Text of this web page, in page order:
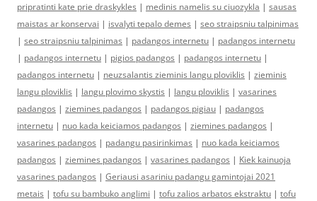
pripratinti kate prie draskykles | medinis namelis su ciuozykla | sausas
maistas ar konservai | isvalyti tepalo demes | seo straipsniu talpinimas
| seo straipsniu talpinimas | padangos internetu | padangos internetu
| padangos internetu | pigios padangos | padangos internetu |
padangos internetu | neuzsalantis zieminis langu ploviklis | zieminis
langu ploviklis | langu plovimo skystis | langu ploviklis | vasarines
padangos | ziemines padangos | padangos pigiau | padangos
internetu | nuo kada keiciamos padangos | ziemines padangos |
vasarines padangos | padangu pasirinkimas | nuo kada keiciamos
padangos | ziemines padangos | vasarines padangos | Kiek kainuoja
vasarines padangos | Geriausi asariniu padangu gamintojai 2021
metais | tofu su bambuko anglimi | tofu zalios arbatos ekstraktu | tofu